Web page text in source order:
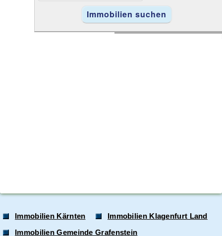
Immobilien Kärnten Immobilien Klagenfurt Land
Immobilien Gemeinde Grafenstein